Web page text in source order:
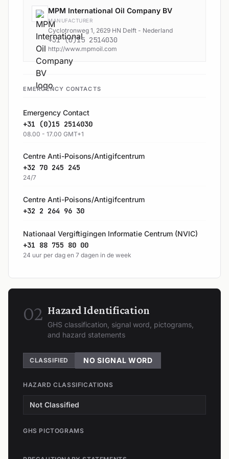
MPM International Oil Company BV
MANUFACTURER
Cyclotronweg 1, 2629 HN Delft - Nederland
+31 (0)15 2514030
http://www.mpmoil.com
EMERGENCY CONTACTS
Emergency Contact
+31 (0)15 2514030
08.00 - 17.00 GMT+1
Centre Anti-Poisons/Antigifcentrum
+32 70 245 245
24/7
Centre Anti-Poisons/Antigifcentrum
+32 2 264 96 30
Nationaal Vergiftigingen Informatie Centrum (NVIC)
+31 88 755 80 00
24 uur per dag en 7 dagen in de week
02 Hazard Identification
GHS classification, signal word, pictograms,
and hazard statements
CLASSIFIED NO SIGNAL WORD
HAZARD CLASSIFICATIONS
Not Classified
GHS PICTOGRAMS